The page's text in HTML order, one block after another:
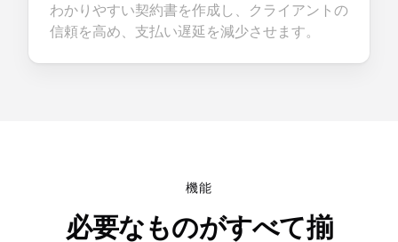
わかりやすい契約書を作成し、クライアントの
信頼を高め、支払い遅延を減少させます。
機能
必要なものがすべて揃